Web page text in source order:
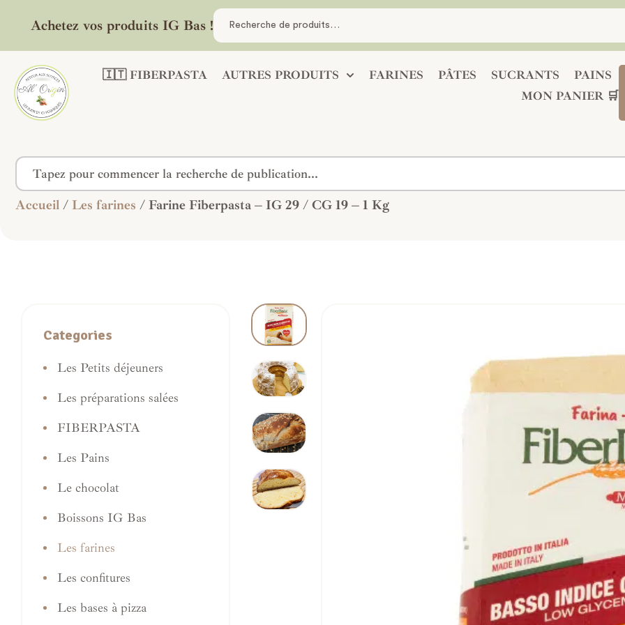
Achetez vos produits IG Bas !
🇮🇹 FIBERPASTA AUTRES PRODUITS FARINES PÂTES SUCRANTS
PAINS
MON PANIER 🛒
Accueil / Les farines / Farine Fiberpasta – IG 29 / CG 19 – 1 Kg
Categories
Les Petits déjeuners
Les préparations salées
FIBERPASTA
Les Pains
Le chocolat
Boissons IG Bas
Les farines
Les confitures
Les bases à pizza